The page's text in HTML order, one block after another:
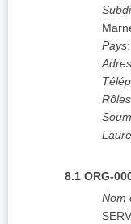
Pays:
8.1 ORG-
Nom